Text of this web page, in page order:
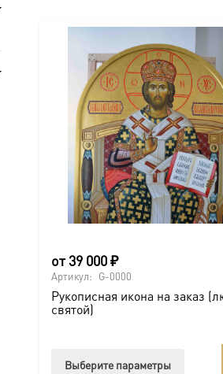
от39 000₽
Артикул: G-0000
Рукописная икона на заказ
святой)
Выберите параметры